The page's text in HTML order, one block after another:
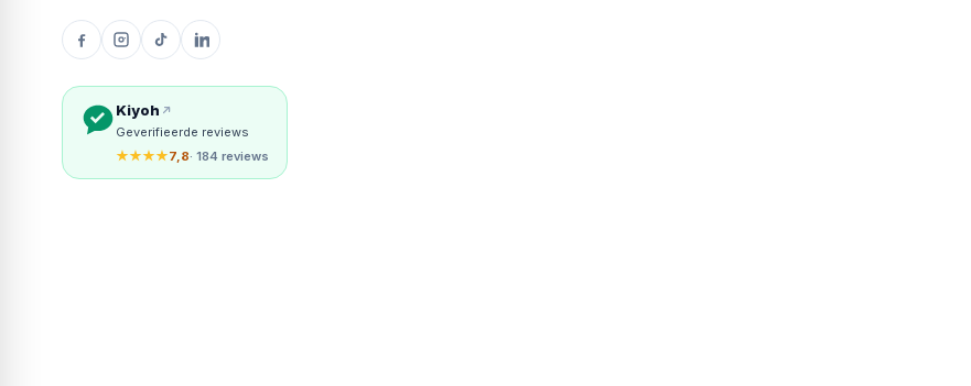
Kiyoh
Geverifieerde reviews
★★★★7,8· 184 reviews